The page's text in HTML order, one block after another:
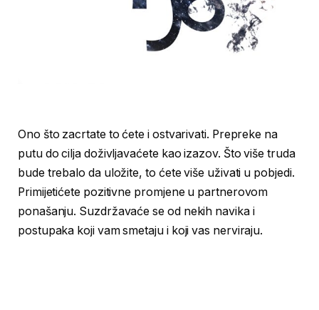
Ono što zacrtate to ćete i ostvarivati. Prepreke na
putu do cilja doživljavaćete kao izazov. Što više truda
bude trebalo da uložite, to ćete više uživati u pobjedi.
Primijetićete pozitivne promjene u partnerovom
ponašanju. Suzdržavaće se od nekih navika i
postupaka koji vam smetaju i koji vas nerviraju.